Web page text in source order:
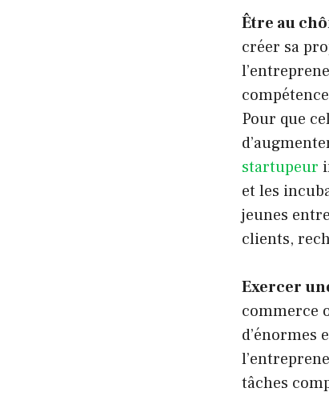
Être au
créer sa
Pour que
startupeur
et les
jeunes
clients,
Exercer
commerce
d’énormes
tâches